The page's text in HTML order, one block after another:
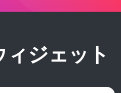
ジェット